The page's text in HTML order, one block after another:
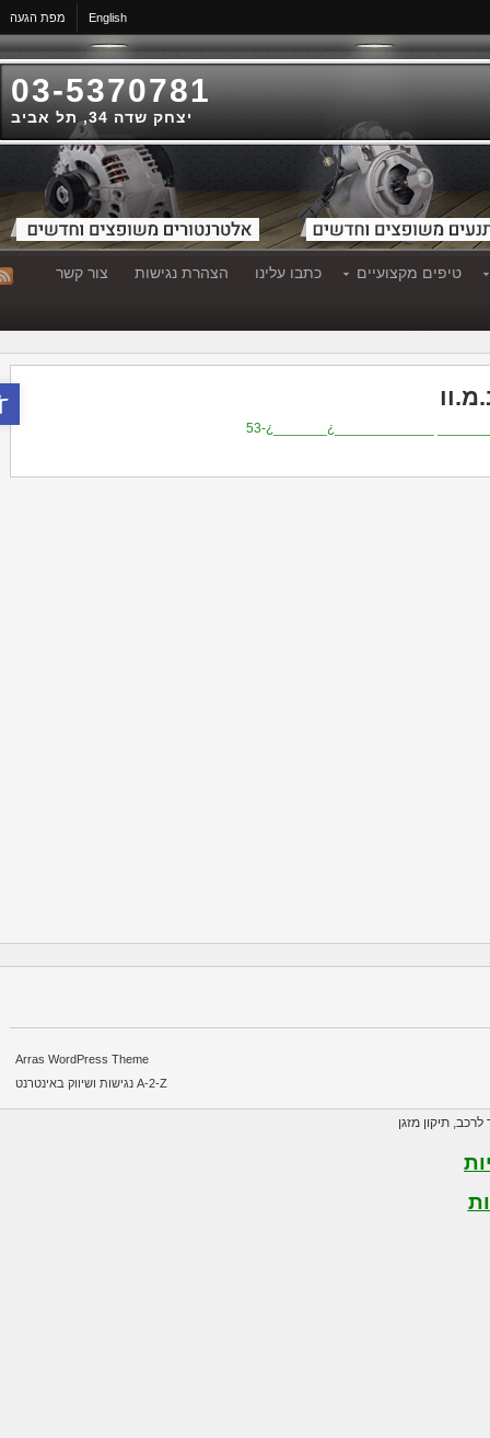
English מפת הגעה
03-5370781
יצחק שדה 34, תל אביב
טיפים מקצועיים כתבו עלינו הצהרת נגישות צור קשר
Arras WordPress Theme
A-2-Z נגישות ושיווק באינטרנט
,תיקון מזגן